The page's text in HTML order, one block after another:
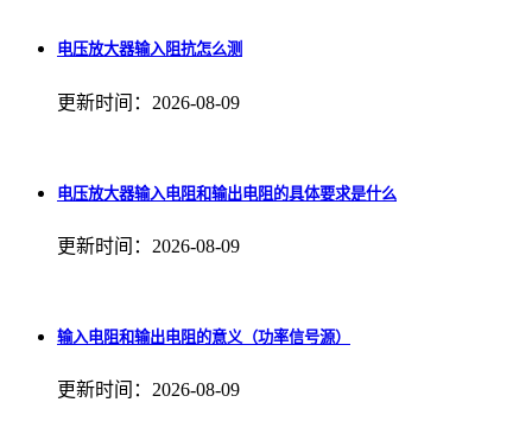
电压放大器输入阻抗怎么测
更新时间：2026-08-09
电压放大器输入电阻和输出电阻的具体要求是什么
更新时间：2026-08-09
输入电阻和输出电阻的意义（功率信号源）
更新时间：2026-08-09